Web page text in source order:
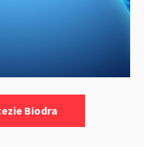
Biodra